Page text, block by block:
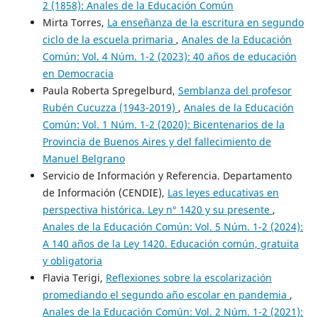
2 (1858): Anales de la Educación Común
Mirta Torres, La enseñanza de la escritura en segundo
ciclo de la escuela primaria , Anales de la Educación
Común: Vol. 4 Núm. 1-2 (2023): 40 años de educación
en Democracia
Paula Roberta Spregelburd, Semblanza del profesor
Rubén Cucuzza (1943-2019) , Anales de la Educación
Común: Vol. 1 Núm. 1-2 (2020): Bicentenarios de la
Provincia de Buenos Aires y del fallecimiento de
Manuel Belgrano
Servicio de Información y Referencia. Departamento
de Información (CENDIE), Las leyes educativas en
perspectiva histórica. Ley n° 1420 y su presente ,
Anales de la Educación Común: Vol. 5 Núm. 1-2 (2024):
A 140 años de la Ley 1420. Educación común, gratuita
y obligatoria
Flavia Terigi, Reflexiones sobre la escolarización
promediando el segundo año escolar en pandemia ,
Anales de la Educación Común: Vol. 2 Núm. 1-2 (2021):